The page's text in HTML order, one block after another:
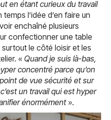
en étant curieux du travail
l’idée d’en faire un
enchaîné plusieurs
confectionner une table
le côté loisir et les
« Quand je suis là-bas,
concentré parce qu’on
point de vue sécurité et sur
un travail qui est hyper
énormément».